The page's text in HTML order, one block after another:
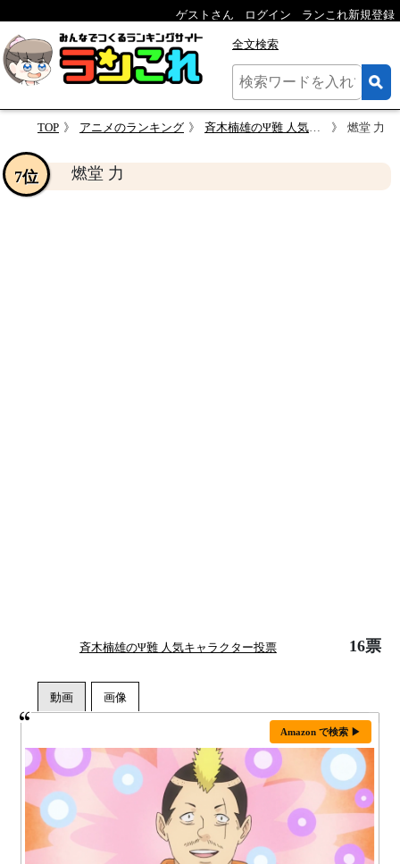
ゲストさん ログイン ランこれ新規登録
全文検索
TOP アニメのランキング 斉木楠雄のΨ難 人気キャラクター投票 燃堂 力
燃堂 力
7位
斉木楠雄のΨ難 人気キャラクター投票 16票
Amazon で検索 ▶